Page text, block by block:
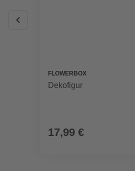
FLOWERBOX
Dekofigur
17,99 €